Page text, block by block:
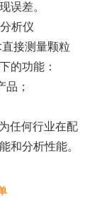
误差。
析仪
接测量颗粒
的功能：
；
任何行业在配
和分析性能。